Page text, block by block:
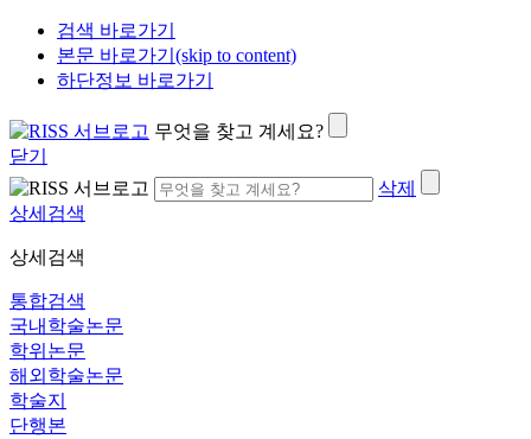
검색 바로가기
본문 바로가기(skip to content)
하단정보 바로가기
무엇을 찾고 계세요?
닫기
삭제
상세검색
상세검색
통합검색
국내학술논문
학위논문
해외학술논문
학술지
단행본